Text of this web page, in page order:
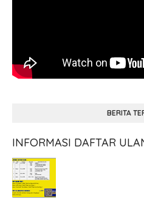
BERITA
INFORMASI DAFTAR